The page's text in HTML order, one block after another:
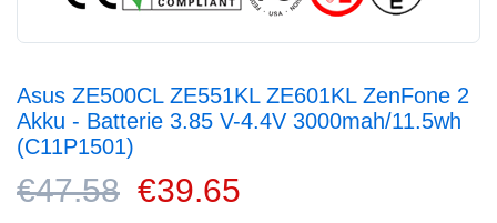
Asus ZE500CL ZE551KL ZE601KL ZenFone 2
Akku - Batterie 3.85 V-4.4V 3000mah/11.5wh
(C11P1501)
€47.58 €39.65